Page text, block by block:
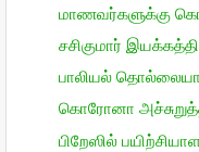
மாணவர்களுக்கு
சசிகுமார்
பாலியல்
கொரோனா
பிறேஸில்